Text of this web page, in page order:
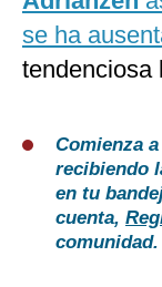
se ha
tendenciosa
Comienza
recibiendo
en tu
cuenta,
comunidad.